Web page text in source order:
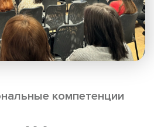
компетенции